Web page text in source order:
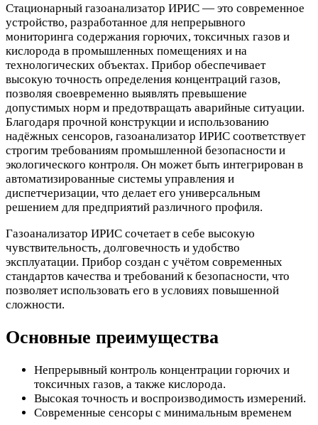
Стационарный газоанализатор ИРИС — это современное
устройство, разработанное для непрерывного
мониторинга содержания горючих, токсичных газов и
кислорода в промышленных помещениях и на
технологических объектах. Прибор обеспечивает
высокую точность определения концентраций газов,
позволяя своевременно выявлять превышение
допустимых норм и предотвращать аварийные ситуации.
Благодаря прочной конструкции и использованию
надёжных сенсоров, газоанализатор ИРИС соответствует
строгим требованиям промышленной безопасности и
экологического контроля. Он может быть интегрирован в
автоматизированные системы управления и
диспетчеризации, что делает его универсальным
решением для предприятий различного профиля.
Газоанализатор ИРИС сочетает в себе высокую
чувствительность, долговечность и удобство
эксплуатации. Прибор создан с учётом современных
стандартов качества и требований к безопасности, что
позволяет использовать его в условиях повышенной
сложности.
Основные преимущества
Непрерывный контроль концентрации горючих и
токсичных газов, а также кислорода.
Высокая точность и воспроизводимость измерений.
Современные сенсоры с минимальным временем